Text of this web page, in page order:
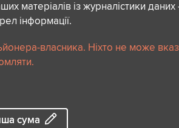
матеріалів із журналістики даних
інформації.
власника. Ніхто не може
сума